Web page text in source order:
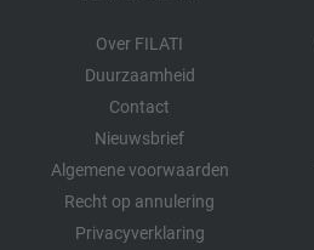
Over FILATI
Duurzaamheid
Contact
Nieuwsbrief
Algemene voorwaarden
Recht op annulering
Privacyverklaring